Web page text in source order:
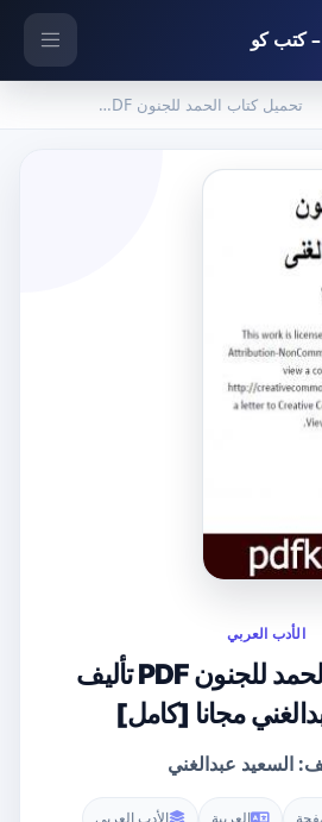
تحميل كتاب الحمد للجنون PDF تأليف السعيد عبدالغني مجانا [كامل]
الأدب العربي
تحميل كتاب الحمد للجنون PDF تأليف
مجانا [كامل]
السعيد عبدالغني
العربية الأدب العربي